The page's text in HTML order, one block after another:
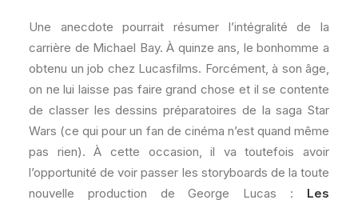
Une anecdote pourrait résumer l’intégralité de la
carrière de Michael Bay. À quinze ans, le bonhomme a
obtenu un job chez Lucasfilms. Forcément, à son âge,
on ne lui laisse pas faire grand chose et il se contente
de classer les dessins préparatoires de la saga Star
Wars (ce qui pour un fan de cinéma n’est quand même
pas rien). À cette occasion, il va toutefois avoir
l’opportunité de voir passer les storyboards de la toute
nouvelle production de George Lucas : Les